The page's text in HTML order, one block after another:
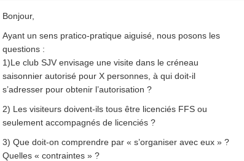
Bonjour,
Ayant un sens pratico-pratique aiguisé, nous posons les
questions :
1)Le club SJV envisage une visite dans le créneau
saisonnier autorisé pour X personnes, à qui doit-il
s’adresser pour obtenir l’autorisation ?
2) Les visiteurs doivent-ils tous être licenciés FFS ou
seulement accompagnés de licenciés ?
3) Que doit-on comprendre par « s’organiser avec eux » ?
Quelles « contraintes » ?